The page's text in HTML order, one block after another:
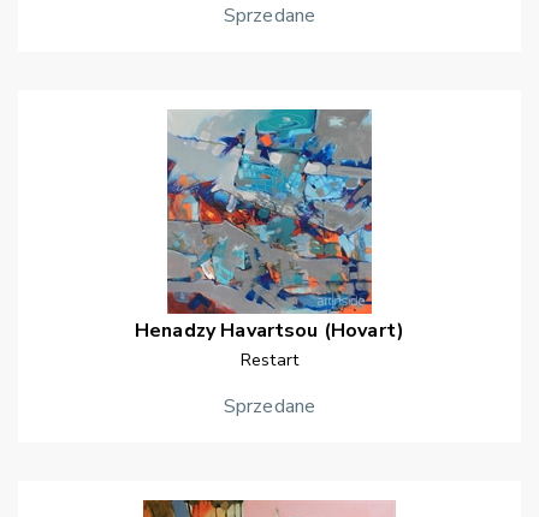
Sprzedane
Henadzy Havartsou (Hovart)
Restart
Sprzedane